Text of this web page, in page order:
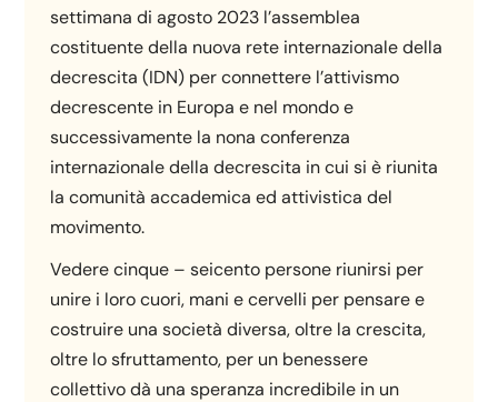
settimana di agosto 2023 l’assemblea
costituente della nuova rete internazionale della
decrescita (IDN) per connettere l’attivismo
decrescente in Europa e nel mondo e
successivamente la nona conferenza
internazionale della decrescita in cui si è riunita
la comunità accademica ed attivistica del
movimento.
Vedere cinque – seicento persone riunirsi per
unire i loro cuori, mani e cervelli per pensare e
costruire una società diversa, oltre la crescita,
oltre lo sfruttamento, per un benessere
collettivo dà una speranza incredibile in un